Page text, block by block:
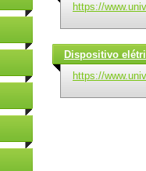
https://
Dispositivo
https://